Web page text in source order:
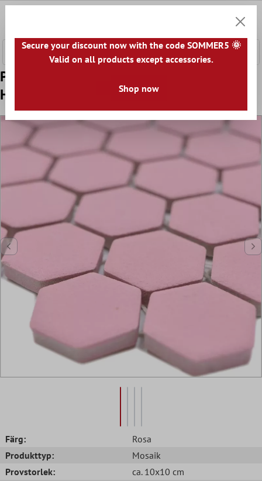
Prov Keramikmosaik Bismarck R10B
Hexagon Rosa H23
Färg:
Rosa
Produkttyp:
Mosaik
Provstorlek:
ca. 10x10 cm
Secure your discount now with the code SOMMER5 🌞
Valid on all products except accessories.
Shop now